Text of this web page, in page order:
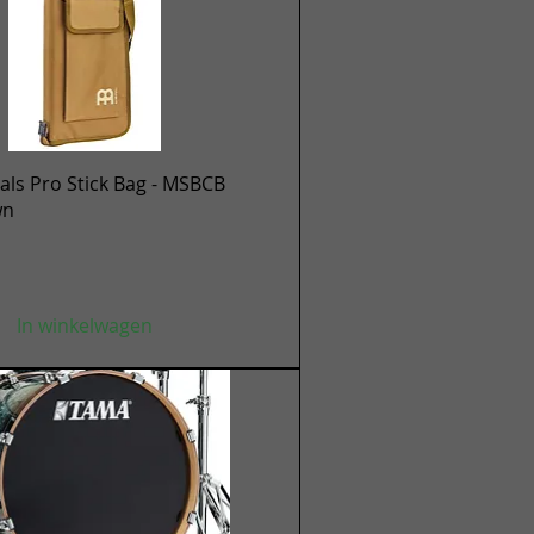
Snel overzicht
Pro Stick Bag - MSBCB
In winkelwagen